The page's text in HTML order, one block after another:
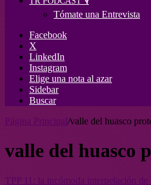
Tómate una Entrevista
Facebook
X
LinkedIn
Instagram
Elige una nota al azar
Sidebar
Buscar
/valle del huasco
valle del huasco